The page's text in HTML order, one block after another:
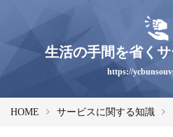
生活の手間を省く
https://
HOME サービスに関する知識